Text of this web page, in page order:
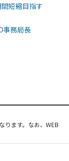
短縮目指す
務局長
ります。なお、WEB